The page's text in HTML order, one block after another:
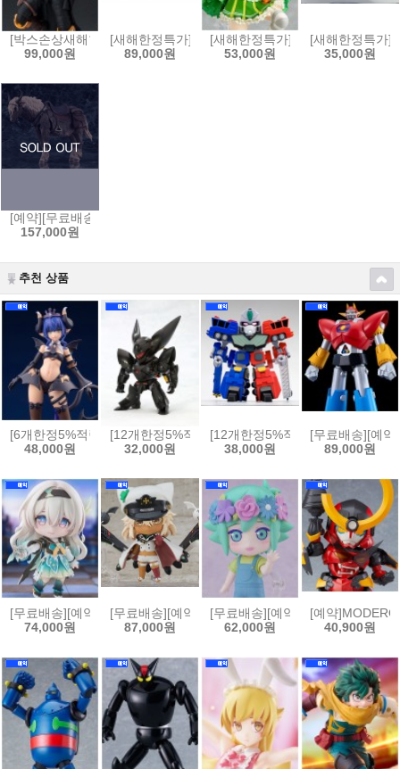
[박스손상새해한정특가]S.H.Figuarts 스타워즈:북 오브 보바펫 - 보바
99,000원
[새해한정특가]MAFEX 마펙스 No.184 어벤져스:
89,000원
[새해한정특가]figFIX 피그픽스
53,000원
[새해한정특가]
35,000원
[예약][무료배송]figma 피그마 엘든링 - 영마 토렌트[4545784069653]
157,000원
추천 상품
[6개한정5%적립][예약]아르카나디아 베르루타 퍼스트 인게이지 버전
48,000원
[12개한정5%적립][예약]논스케일 D-STYLE 패트레
32,000원
[12개한정5%적립][예약][프라모
38,000원
[무료배송][예
89,000원
[무료배송][예약]넨도로이드 붕괴 스타레일 - 반디[4570232590243]
74,000원
[무료배송][예약]넨도로이드 길티기어 스트라이브 -
87,000원
[무료배송][예약]넨도로이드
62,000원
[예약
40,900원